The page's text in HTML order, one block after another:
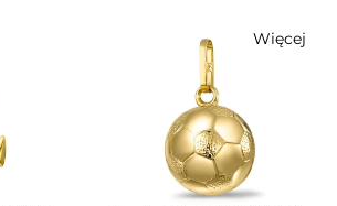
Więcej